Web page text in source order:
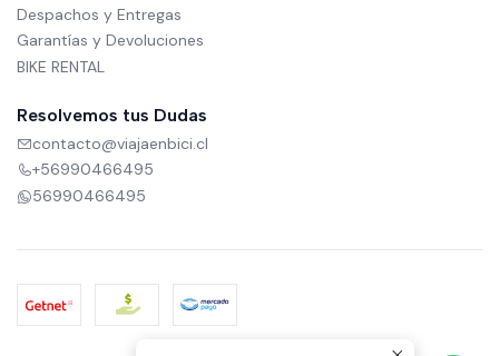
Despachos y Entregas
Garantías y Devoluciones
BIKE RENTAL
Resolvemos tus Dudas
contacto@viajaenbici.cl
+56990466495
56990466495